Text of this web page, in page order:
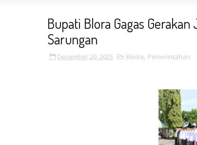
Bupati Blora Gagas
Sarungan
Desember 20, 2025 Berita, Pemerintahan